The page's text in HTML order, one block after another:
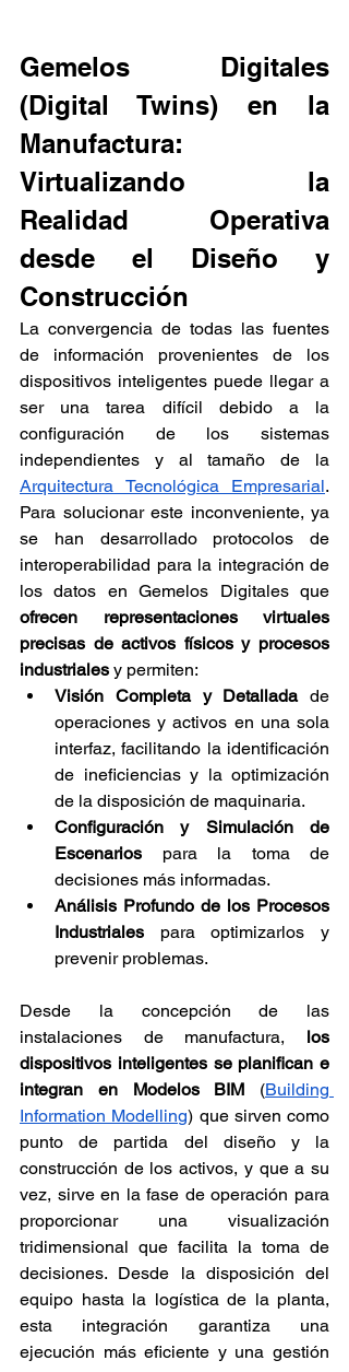
Gemelos Digitales
(Digital Twins) en la
Manufactura:
Virtualizando la
Realidad Operativa
desde el Diseño y
Construcción
La convergencia de todas las fuentes
de información provenientes de los
dispositivos inteligentes puede llegar a
ser una tarea difícil debido a la
configuración de los sistemas
Arquitectura Tecnológica Empresarial.
Para solucionar este inconveniente, ya
se han desarrollado protocolos de
interoperabilidad para la integración de
ofrecen representaciones virtuales
precisas de activos físicos y procesos
industriales y permiten:
Visión Completa y Detallada de
operaciones y activos en una sola
interfaz, facilitando la identificación
de ineficiencias y la optimización
de la disposición de maquinaria.
Configuración y Simulación de
Escenarios para la toma de
decisiones más informadas.
Análisis Profundo de los Procesos
Industriales para optimizarlos y
prevenir problemas.
Desde la concepción de las
instalaciones de manufactura, los
dispositivos inteligentes se planifican e
integran en Modelos BIM (Building
Information Modelling) que sirven como
punto de partida del diseño y la
construcción de los activos, y que a su
vez, sirve en la fase de operación para
proporcionar una visualización
tridimensional que facilita la toma de
decisiones. Desde la disposición del
equipo hasta la logística de la planta,
esta integración garantiza una
ejecución más eficiente y una gestión